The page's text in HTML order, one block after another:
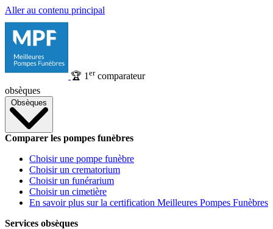
Aller au contenu principal
🏆 1 ercomparateur
obsèques
Obsèques
Comparer les pompes funèbres
Choisir une pompe funèbre
Choisir un crematorium
Choisir un funérarium
Choisir un cimetière
En savoir plus sur la certification Meilleures Pompes Funèbres
Services obsèques